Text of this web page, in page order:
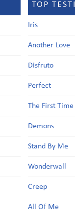
TOP TESTI
Iris
Another Love
Disfruto
Perfect
The First Time
Demons
Stand By Me
Wonderwall
Creep
All Of Me